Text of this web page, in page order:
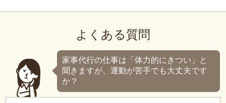
よくある質問
家事代行の仕事は「体力的にきつい」と
聞きますが、運動が苦手でも大丈夫です
か？